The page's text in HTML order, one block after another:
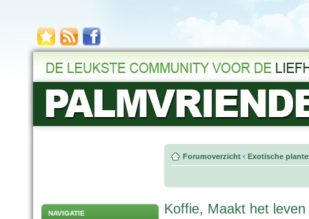
NAVIGATIE
Forumoverzicht ‹ Exotische
Koffie, Maakt het